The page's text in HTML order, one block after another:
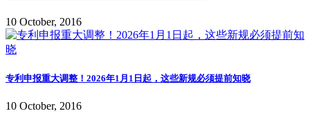
10 October, 2016
专利申报重大调整！2026年1月1日起，这些新规必须提前知晓
10 October, 2016